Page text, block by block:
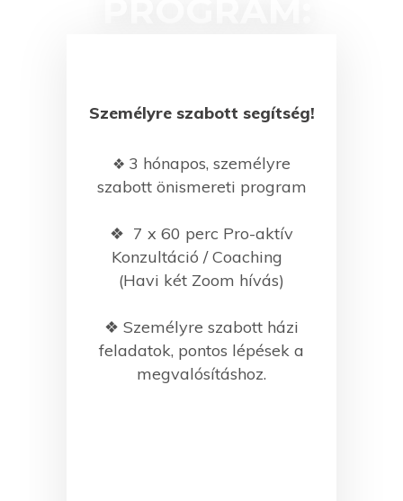
Személyre szabott segítség!
❖ 3 hónapos, személyre
szabott önismereti program
❖ 7 x 60 perc Pro-aktív
Konzultáció / Coaching
(Havi két Zoom hívás)
❖ Személyre szabott házi
feladatok, pontos lépések a
megvalósításhoz.